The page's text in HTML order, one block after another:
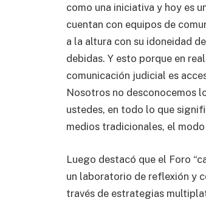
como una iniciativa y hoy es
cuentan con equipos de
a la altura con su idoneidad
debidas. Y esto porque en
comunicación judicial es
Nosotros no desconocemos
ustedes, en todo lo que
medios tradicionales, el
Luego destacó que el Foro
un laboratorio de reflexión y
través de estrategias